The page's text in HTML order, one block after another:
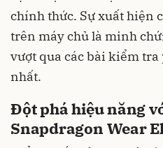
chính thức. Sự xuất hiện
trên máy chủ là minh
vượt qua các bài kiểm
nhất.
Đột phá hiệu năng
Snapdragon Wear